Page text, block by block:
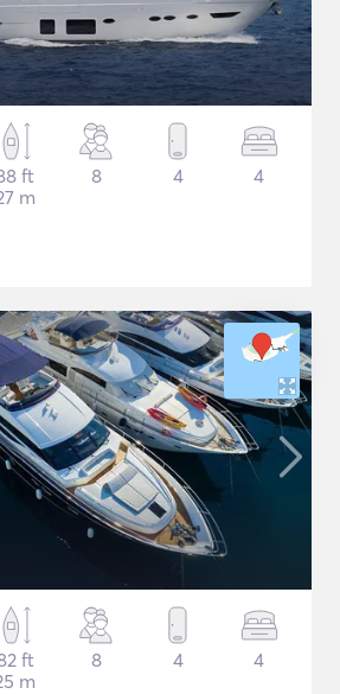
ft
m
8 4 4
ft
m
8 4 4